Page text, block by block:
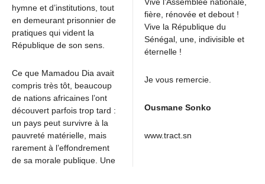
hymne et d’institutions, tout
en demeurant prisonnier de
pratiques qui vident la
République de son sens.
Ce que Mamadou Dia avait
compris très tôt, beaucoup
de nations africaines l’ont
découvert parfois trop tard :
un pays peut survivre à la
pauvreté matérielle, mais
rarement à l’effondrement
de sa morale publique. Une
Vive l’Assemblée nationale,
fière, rénovée et debout !
Vive la République du
Sénégal, une, indivisible et
éternelle !
Je vous remercie.
Ousmane Sonko
www.tract.sn